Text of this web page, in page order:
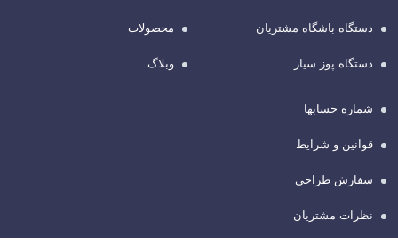
دستگاه باشگاه مشتریان
دستگاه پوز سیار
محصولات
وبلاگ
شماره حسابها
قوانین و شرایط
سفارش طراحی
نظرات مشتریان